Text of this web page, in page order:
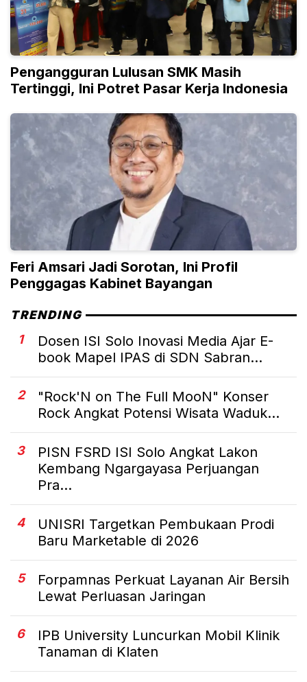
Pengangguran Lulusan SMK Masih
Tertinggi, Ini Potret Pasar Kerja Indonesia
Feri Amsari Jadi Sorotan, Ini Profil
Penggagas Kabinet Bayangan
TRENDING
1
Dosen ISI Solo Inovasi Media Ajar E-
book Mapel IPAS di SDN Sabran...
2
"Rock'N on The Full MooN" Konser
Rock Angkat Potensi Wisata Waduk...
3
PISN FSRD ISI Solo Angkat Lakon
Kembang Ngargayasa Perjuangan
Pra...
4
UNISRI Targetkan Pembukaan Prodi
Baru Marketable di 2026
5
Forpamnas Perkuat Layanan Air Bersih
Lewat Perluasan Jaringan
6
IPB University Luncurkan Mobil Klinik
Tanaman di Klaten